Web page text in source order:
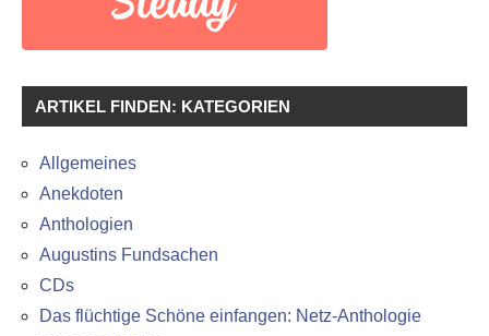
ARTIKEL FINDEN: KATEGORIEN
Allgemeines
Anekdoten
Anthologien
Augustins Fundsachen
CDs
Das flüchtige Schöne einfangen: Netz-Anthologie